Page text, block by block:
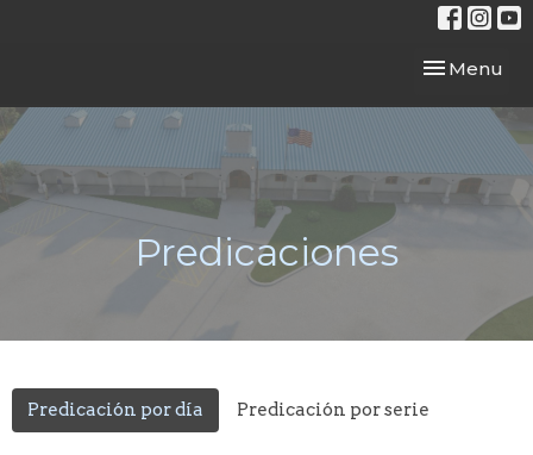
Toggle
Menu
Predicaciones
Predicación por día Predicación por serie